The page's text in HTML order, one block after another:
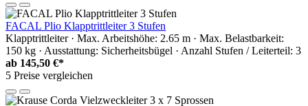
FACAL Plio Klapptrittleiter 3 Stufen
Klapptrittleiter · Max. Arbeitshöhe: 2.65 m · Max. Belastbarkeit:
150 kg · Ausstattung: Sicherheitsbügel · Anzahl Stufen / Leiterteil: 3
ab 145,50 €*
5 Preise vergleichen